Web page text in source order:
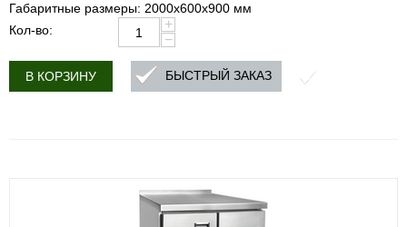
Габаритные размеры: 2000х600х900 мм
Кол-во:
+
−
В КОРЗИНУ БЫСТРЫЙ ЗАКАЗ